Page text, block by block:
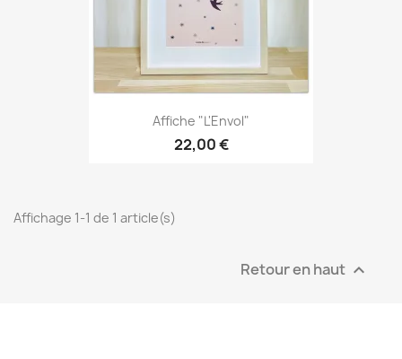
Affiche "L'Envol"
22,00 €
Affichage 1-1 de 1 article(s)
Retour en haut 